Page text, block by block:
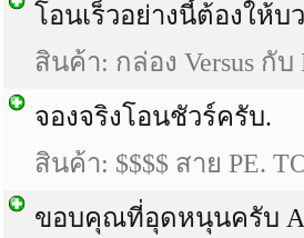
โอนเร็วอย่างนี้ต้องให้บ
สินค้า: กล่อง Versus กับ
จองจริงโอนชัวร์ครับ.
สินค้า: $$$$ สาย PE.
ขอบคุณที่อุดหนุนครับ